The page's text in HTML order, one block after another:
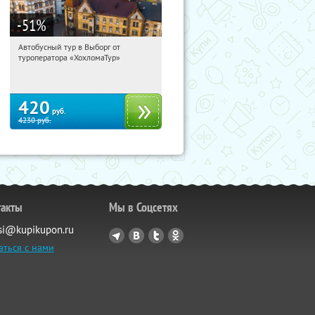
-51%
12:37:53 Купили:
Автобусный тур в Выборг от
туроператора «ХохломаТур»
420 руб.
4230руб.
с нами
Мы в Соцсетях